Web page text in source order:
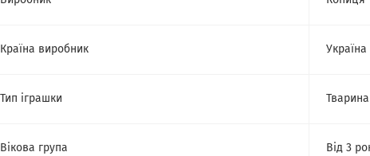
Країна виробник Україна
Тип іграшки Тварина
Вікова група Від 3